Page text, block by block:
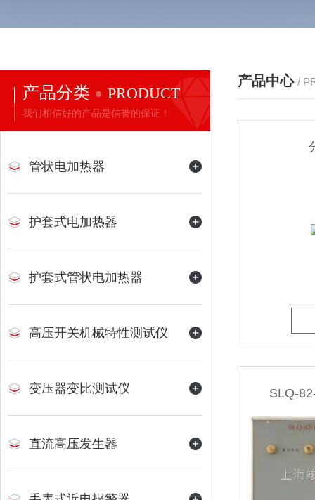
产品分类 PRODUCT
我们相信好的产品是信誉的保证！
管状电加热器
护套式电加热器
护套式管状电加热器
高压开关机械特性测试仪
变压器变比测试仪
直流高压发生器
产品中心 /
SLQ-